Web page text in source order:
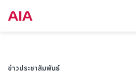
ข่าวประชาสัมพันธ์